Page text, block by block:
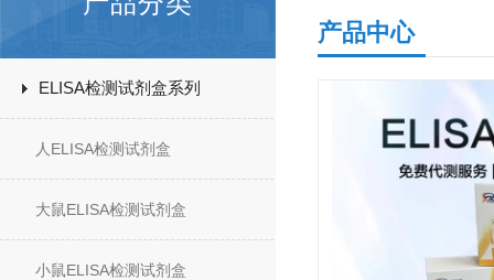
ELISA检测试剂盒系列
人ELISA检测试剂盒
大鼠ELISA检测试剂盒
小鼠ELISA检测试剂盒
产品中心